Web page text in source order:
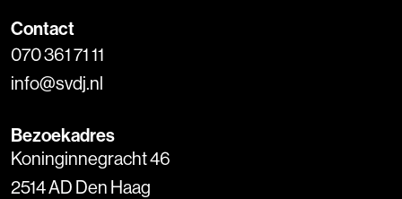
Contact
070 361 71 11
info@svdj.nl
Bezoekadres
Koninginnegracht 46
2514 AD Den Haag